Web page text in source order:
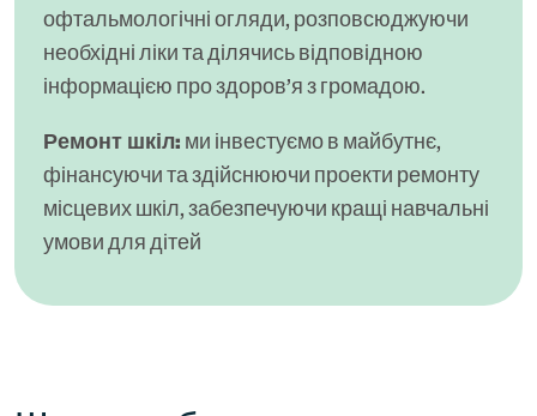
офтальмологічні огляди, розповсюджуючи
необхідні ліки та ділячись відповідною
інформацією про здоров’я з громадою.
Ремонт шкіл: ми інвестуємо в майбутнє,
фінансуючи та здійснюючи проекти ремонту
місцевих шкіл, забезпечуючи кращі навчальні
умови для дітей